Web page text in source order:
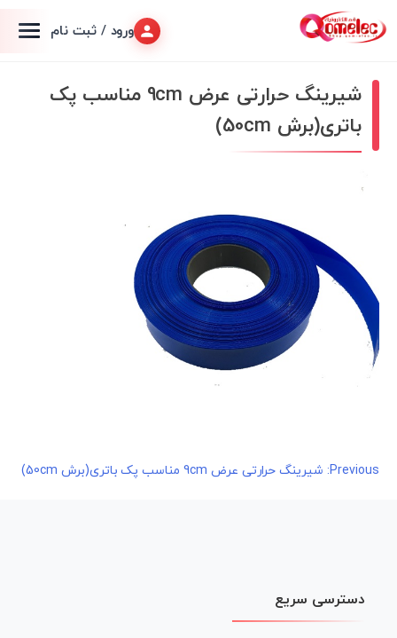
ورود / ثبت نام
شیرینگ حرارتی عرض 9cm مناسب پک
باتری(برش 50cm)
راهبری
Previous: شیرینگ حرارتی عرض 9cm مناسب پک باتری(برش 50cm)
دسترسی سریع